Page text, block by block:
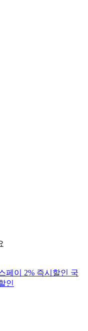
페이 2% 즉시할인 국
인